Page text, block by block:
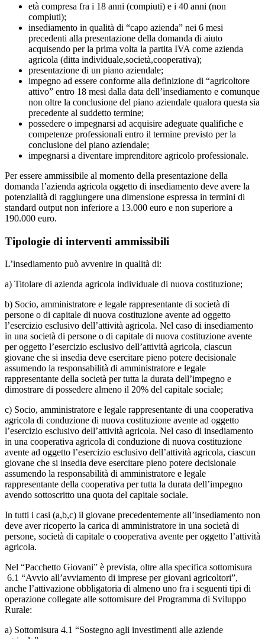
età compresa fra i 18 anni (compiuti) e i 40 anni (non
compiuti);
insediamento in qualità di “capo azienda” nei 6 mesi
precedenti alla presentazione della domanda di aiuto
acquisendo per la prima volta la partita IVA come azienda
agricola (ditta individuale,società,cooperativa);
presentazione di un piano aziendale;
impegno ad essere conforme alla definizione di “agricoltore
attivo” entro 18 mesi dalla data dell’insediamento e comunque
non oltre la conclusione del piano aziendale qualora questa sia
precedente al suddetto termine;
possedere o impegnarsi ad acquisire adeguate qualifiche e
competenze professionali entro il termine previsto per la
conclusione del piano aziendale;
impegnarsi a diventare imprenditore agricolo professionale.
Per essere ammissibile al momento della presentazione della
domanda l’azienda agricola oggetto di insediamento deve avere la
potenzialità di raggiungere una dimensione espressa in termini di
standard output non inferiore a 13.000 euro e non superiore a
190.000 euro.
Tipologie di interventi ammissibili
L’insediamento può avvenire in qualità di:
a) Titolare di azienda agricola individuale di nuova costituzione;
b) Socio, amministratore e legale rappresentante di società di
persone o di capitale di nuova costituzione avente ad oggetto
l’esercizio esclusivo dell’attività agricola. Nel caso di insediamento
in una società di persone o di capitale di nuova costituzione avente
per oggetto l’esercizio esclusivo dell’attività agricola, ciascun
giovane che si insedia deve esercitare pieno potere decisionale
assumendo la responsabilità di amministratore e legale
rappresentante della società per tutta la durata dell’impegno e
dimostrare di possedere almeno il 20% del capitale sociale;
c) Socio, amministratore e legale rappresentante di una cooperativa
agricola di conduzione di nuova costituzione avente ad oggetto
l’esercizio esclusivo dell’attività agricola. Nel caso di insediamento
in una cooperativa agricola di conduzione di nuova costituzione
avente ad oggetto l’esercizio esclusivo dell’attività agricola, ciascun
giovane che si insedia deve esercitare pieno potere decisionale
assumendo la responsabilità di amministratore e legale
rappresentante della cooperativa per tutta la durata dell’impegno
avendo sottoscritto una quota del capitale sociale.
In tutti i casi (a,b,c) il giovane precedentemente all’insediamento non
deve aver ricoperto la carica di amministratore in una società di
persone, società di capitale o cooperativa avente per oggetto l’attività
agricola.
Nel “Pacchetto Giovani” è prevista, oltre alla specifica sottomisura
6.1 “Avvio all’avviamento di imprese per giovani agricoltori”,
anche l’attivazione obbligatoria di almeno uno fra i seguenti tipi di
operazione collegate alle sottomisure del Programma di Sviluppo
Rurale:
a) Sottomisura 4.1 “Sostegno agli investimenti alle aziende